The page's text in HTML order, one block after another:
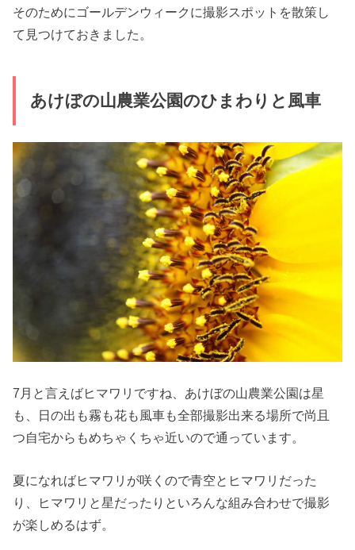
そのためにゴールデンウィークに撮影スポットを散策し
て見つけておきました。
あけぼの山農業公園のひまわりと風車
7月と言えばヒマワリですね、あけぼの山農業公園は星
も、日の出も霧も花も風車も全部撮影出来る場所で尚且
つ自宅からもめちゃくちゃ近いので通っています。
夏になればヒマワリが咲くので青空とヒマワリだった
り、ヒマワリと星だったりといろんな組み合わせで撮影
が楽しめるはず。